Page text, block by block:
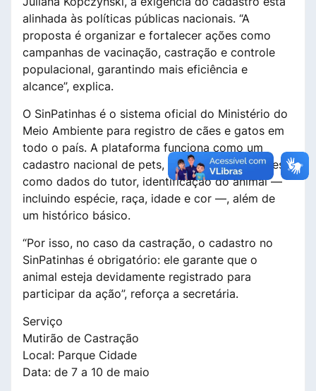
alinhada às políticas públicas nacionais. “A
proposta é organizar e fortalecer ações como
campanhas de vacinação, castração e controle
populacional, garantindo mais eficiência e
alcance”, explica.
O SinPatinhas é o sistema oficial do Ministério do
Meio Ambiente para registro de cães e gatos em
todo o país. A plataforma funciona como um
cadastro nacional de pets, reunindo informações
como dados do tutor, identificação do animal —
incluindo espécie, raça, idade e cor —, além de
um histórico básico.
“Por isso, no caso da castração, o cadastro no
SinPatinhas é obrigatório: ele garante que o
animal esteja devidamente registrado para
participar da ação”, reforça a secretária.
Serviço
Mutirão de Castração
Local: Parque Cidade
Data: de 7 a 10 de maio